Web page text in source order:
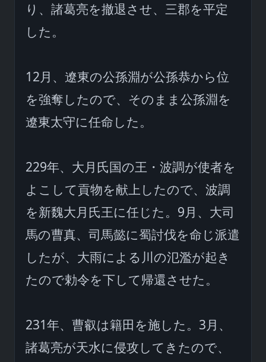
り、諸葛亮を撤退させ、三郡を平定
した。
12月、遼東の公孫淵が公孫恭から位
を強奪したので、そのまま公孫淵を
遼東太守に任命した。
229年、大月氏国の王・波調が使者を
よこして貢物を献上したので、波調
を新魏大月氏王に任じた。9月、大司
馬の曹真、司馬懿に蜀討伐を命じ派遣
したが、大雨による川の氾濫が起き
たので勅令を下して帰還させた。
231年、曹叡は籍田を施した。3月、
諸葛亮が天水に侵攻してきたので、